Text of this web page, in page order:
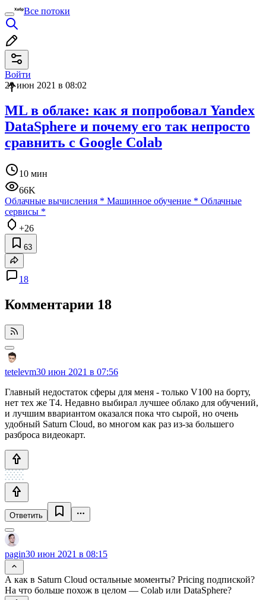
Все потоки
Войти
29 июн 2021 в 08:02
ML в облаке: как я попробовал Yandex
DataSphere и почему его так непросто
сравнить с Google Colab
10 мин
66K
Облачные вычисления * Машинное обучение * Облачные
сервисы *
+26
63
18
Комментарии 18
tetelevm30 июн 2021 в 07:56
Главный недостаток сферы для меня - только V100 на борту,
нет тех же T4. Недавно выбирал лучшее облако для обучений,
и лучшим ввариантом оказался пока что сырой, но очень
удобный Saturn Cloud, во многом как раз из-за большего
разброса видеокарт.
Ответить
pagin30 июн 2021 в 08:15
А как в Saturn Cloud остальные моменты? Pricing подпиской?
На что больше похож в целом — Colab или DataSphere?